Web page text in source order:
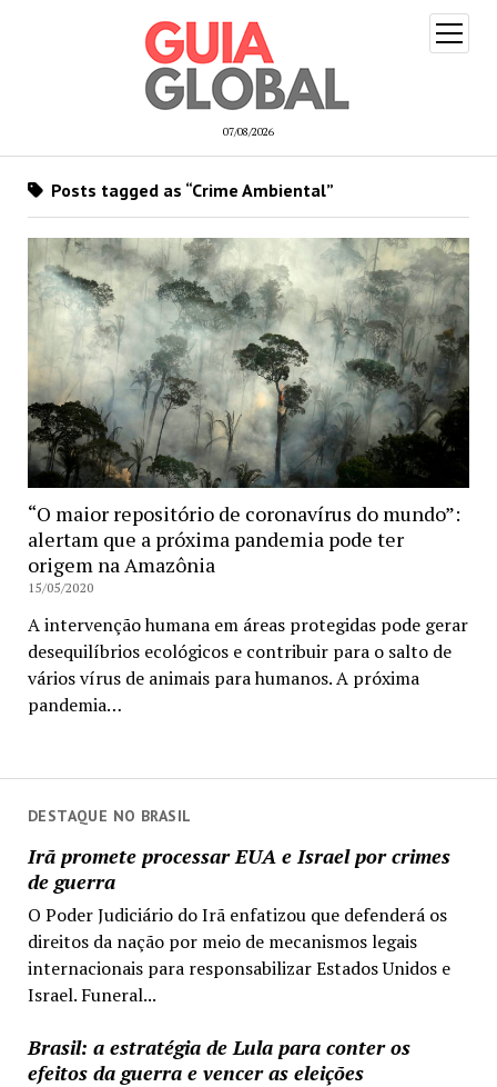
07/08/2026
open
menu
DESTAQUE NO BRASIL
Irã promete processar EUA e Israel por crimes
de guerra
O Poder Judiciário do Irã enfatizou que defenderá os
direitos da nação por meio de mecanismos legais
internacionais para responsabilizar Estados Unidos e
Israel. Funeral...
Brasil: a estratégia de Lula para conter os
efeitos da guerra e vencer as eleições
Posts tagged as “Crime Ambiental”
“O maior repositório de coronavírus do mundo”:
alertam que a próxima pandemia pode ter
origem na Amazônia
15/05/2020
A intervenção humana em áreas protegidas pode gerar
desequilíbrios ecológicos e contribuir para o salto de
vários vírus de animais para humanos. A próxima
pandemia…